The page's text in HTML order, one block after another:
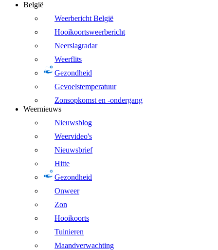
België
Weerbericht België
Hooikoortsweerbericht
Neerslagradar
Weerflits
Gezondheid
Gevoelstemperatuur
Zonsopkomst en -ondergang
Weernieuws
Nieuwsblog
Weervideo's
Nieuwsbrief
Hitte
Gezondheid
Onweer
Zon
Hooikoorts
Tuinieren
Maandverwachting